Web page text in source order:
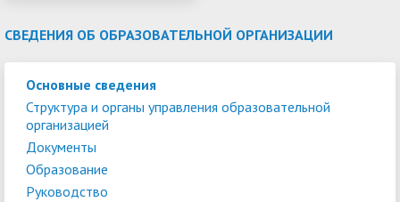
СВЕДЕНИЯ ОБ ОБРАЗОВАТЕЛЬНОЙ ОРГАНИЗАЦИИ
Основные сведения
Структура и органы управления образовательной
организацией
Документы
Образование
Руководство